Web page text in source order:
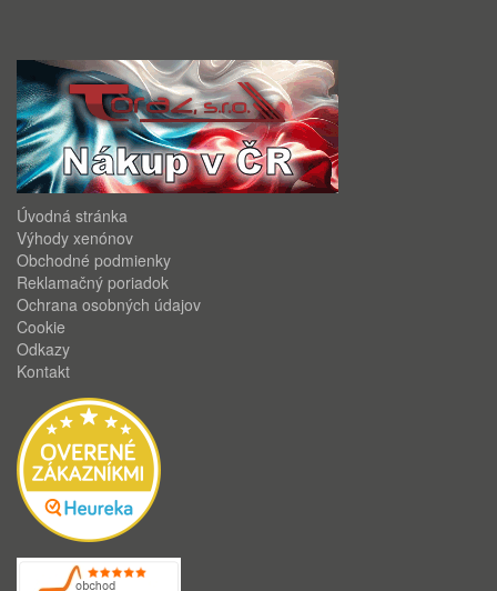
Úvodná stránka
Výhody xenónov
Obchodné podmienky
Reklamačný poriadok
Ochrana osobných údajov
Cookie
Odkazy
Kontakt